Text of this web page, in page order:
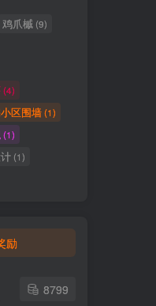
鸡爪槭(9)
(4)
区围墙(1)
(1)
(1)
励
8799